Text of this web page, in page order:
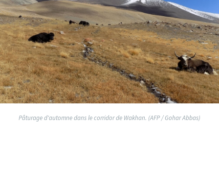
Pâturage d'automne dans le corridor de Wakhan. (AFP / Gohar Abbas)